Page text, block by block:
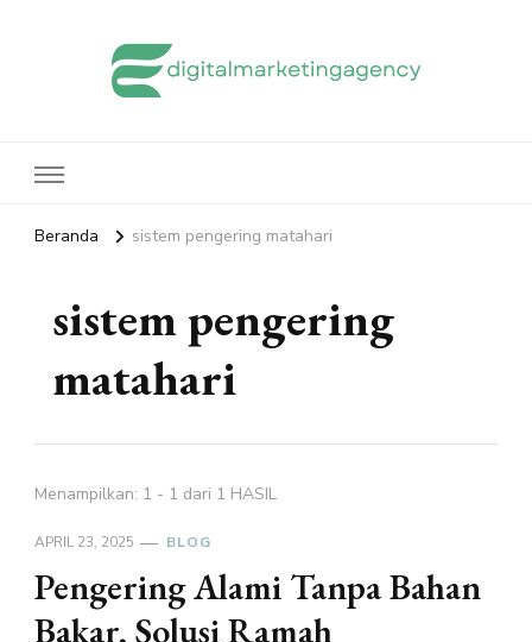
Beranda sistem pengering matahari
sistem pengering
matahari
Menampilkan: 1 - 1 dari 1 HASIL
APRIL 23, 2025 BLOG
Pengering Alami Tanpa Bahan
Bakar, Solusi Ramah